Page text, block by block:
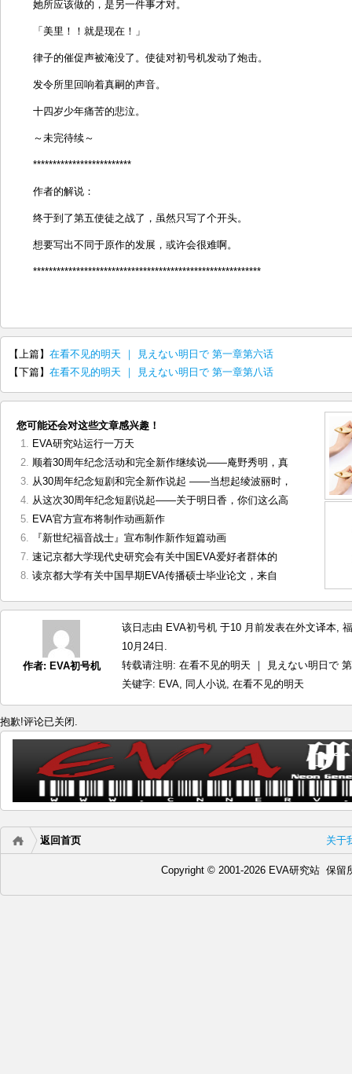
她所应该做的，是另一件事才对。
「美里！！就是现在！」
律子的催促声被淹没了。使徒对初号机发动了炮击。
发令所里回响着真嗣的声音。
十四岁少年痛苦的悲泣。
～未完待续～
*************************
作者的解说：
终于到了第五使徒之战了，虽然只写了个开头。
想要写出不同于原作的发展，或许会很难啊。
**********************************************************
【上篇】 在看不见的明天 ｜ 見えない明日で 第一章第六话
【下篇】 在看不见的明天 ｜ 見えない明日で 第一章第八话
您可能还会对这些文章感兴趣！
EVA研究站运行一万天
顺着30周年纪念活动和完全新作继续说——庵野秀明，真
从30周年纪念短剧和完全新作说起 ——当想起绫波丽时，
从这次30周年纪念短剧说起——关于明日香，你们这么高
EVA官方宣布将制作动画新作
『新世纪福音战士』宣布制作新作短篇动画
速记京都大学现代史研究会有关中国EVA爱好者群体的
读京都大学有关中国早期EVA传播硕士毕业论文，来自
作者: EVA初号机
该日志由 EVA初号机 于10 月前发表在外文译本,
10月24日.
转载请注明: 在看不见的明天 ｜ 見えない明日で
关键字: EVA, 同人小说, 在看不见的明天
抱歉!评论已关闭.
关于
返回首页
Copyright © 2001-2026 EVA研究站 保